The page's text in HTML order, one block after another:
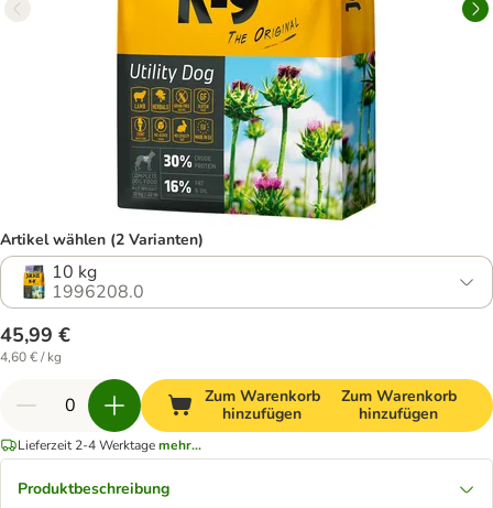
Artikel wählen (2 Varianten)
10 kg
1996208.0
45,99 €
4,60 € / kg
Zum Warenkorb
hinzufügen
Zum Warenkorb
hinzufügen
Lieferzeit 2-4 Werktagemehr...
Produktbeschreibung